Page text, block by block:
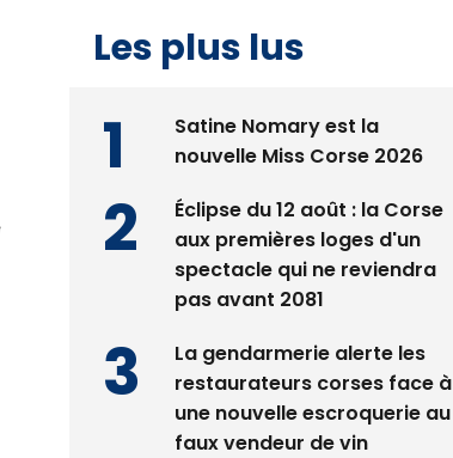
Les plus lus
Satine Nomary est la
nouvelle Miss Corse 2026
Éclipse du 12 août : la Corse
aux premières loges d'un
spectacle qui ne reviendra
pas avant 2081
La gendarmerie alerte les
restaurateurs corses face à
une nouvelle escroquerie au
faux vendeur de vin